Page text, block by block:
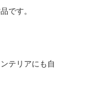
です。
テリアにも自